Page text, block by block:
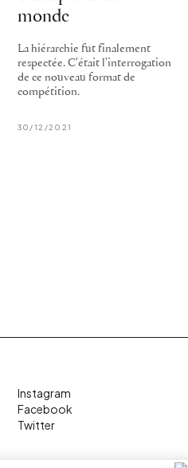
monde
La hiérarchie fut finalement
respectée. C'était l'interrogation
de ce nouveau format de
compétition.
30/12/2021
Instagram
Facebook
Twitter